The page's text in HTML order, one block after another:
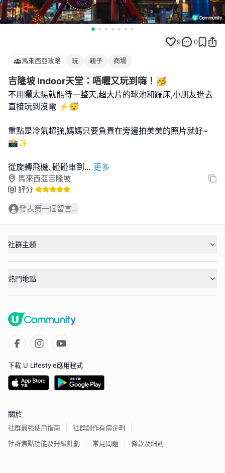
9 0
馬來西亞攻略 玩 親子 商場
吉隆坡 Indoor天堂：唔曬又玩到嗨！🥳
不用曬太陽就能待一整天,超大片的球池和蹦床,小朋友進去
直接玩到沒電 ⚡️😴
重點是冷氣超強,媽媽只要負責在旁邊拍美美的照片就好~
📸✨
從旋轉飛機､碰碰車到... 更多
馬來西亞吉隆坡
評分
發表第一個留言...
社群主題
熱門地點
下載 U Lifestyle應用程式
關於
社群最強使用指南
社群創作有價企劃
社群焦點功能及升級計劃
常見問題 條款及細則